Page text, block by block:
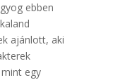
ebben
ajánlott, aki
egy